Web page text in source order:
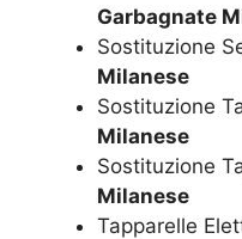
Garbagnate
Sostituzione
Milanese
Sostituzione
Milanese
Sostituzione
Milanese
Tapparelle